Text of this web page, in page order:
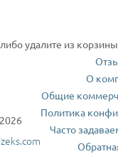
удалите из корзины
О
Общие
Политика
Часто